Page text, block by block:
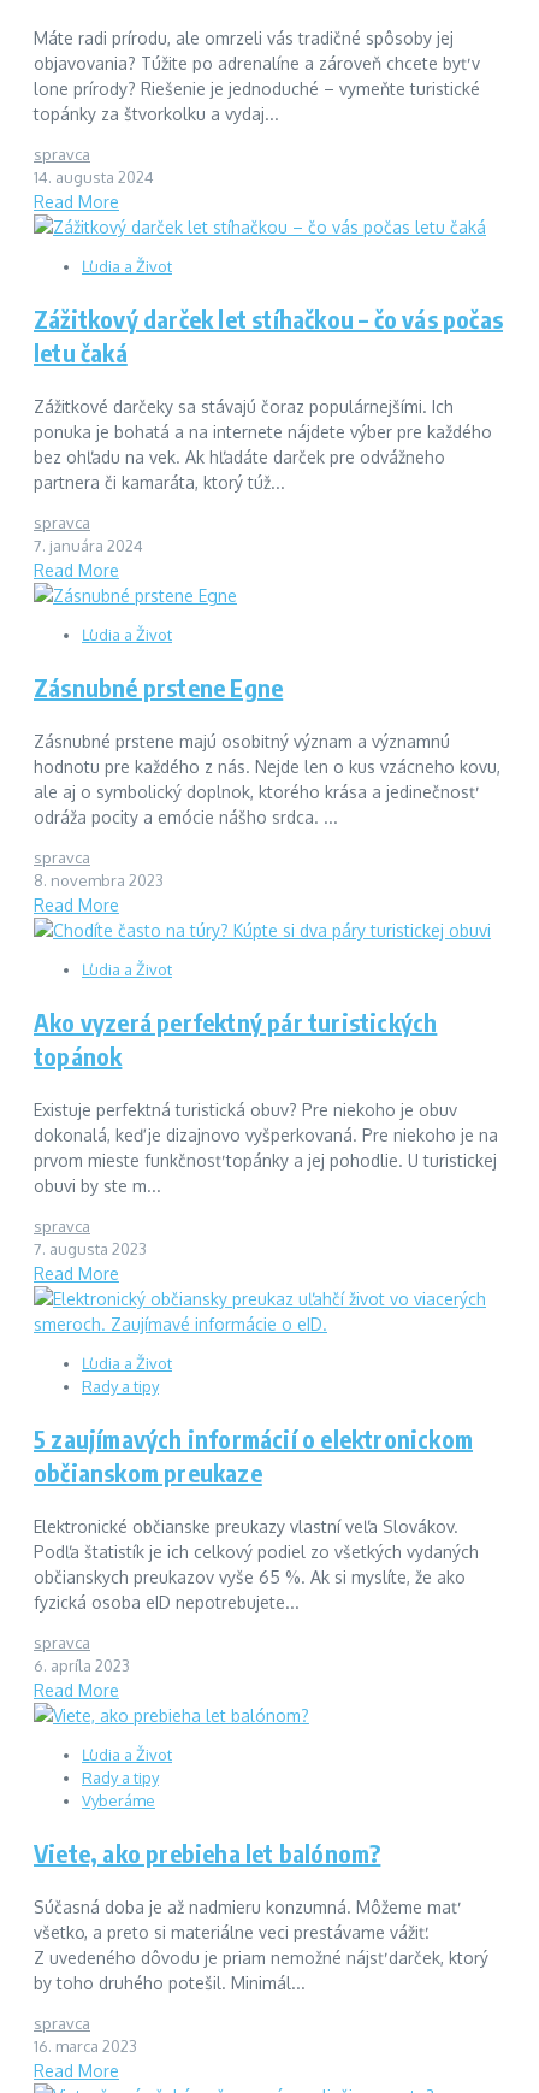
Máte radi prírodu, ale omrzeli vás tradičné spôsoby jej
objavovania? Túžite po adrenalíne a zároveň chcete byť v
lone prírody? Riešenie je jednoduché – vymeňte turistické
topánky za štvorkolku a vydaj...
spravca
14. augusta 2024
Read More
Ľudia a Život
Zážitkový darček let stíhačkou – čo vás počas
letu čaká
Zážitkové darčeky sa stávajú čoraz populárnejšími. Ich
ponuka je bohatá a na internete nájdete výber pre každého
bez ohľadu na vek. Ak hľadáte darček pre odvážneho
partnera či kamaráta, ktorý túž...
spravca
7. januára 2024
Read More
Ľudia a Život
Zásnubné prstene Egne
Zásnubné prstene majú osobitný význam a významnú
hodnotu pre každého z nás. Nejde len o kus vzácneho kovu,
ale aj o symbolický doplnok, ktorého krása a jedinečnosť
odráža pocity a emócie nášho srdca. ...
spravca
8. novembra 2023
Read More
Ľudia a Život
Ako vyzerá perfektný pár turistických
topánok
Existuje perfektná turistická obuv? Pre niekoho je obuv
dokonalá, keď je dizajnovo vyšperkovaná. Pre niekoho je na
prvom mieste funkčnosť topánky a jej pohodlie. U turistickej
obuvi by ste m...
spravca
7. augusta 2023
Read More
Ľudia a Život
Rady a tipy
5 zaujímavých informácií o elektronickom
občianskom preukaze
Elektronické občianske preukazy vlastní veľa Slovákov.
Podľa štatistík je ich celkový podiel zo všetkých vydaných
občianskych preukazov vyše 65 %. Ak si myslíte, že ako
fyzická osoba eID nepotrebujete...
spravca
6. apríla 2023
Read More
Ľudia a Život
Rady a tipy
Vyberáme
Viete, ako prebieha let balónom?
Súčasná doba je až nadmieru konzumná. Môžeme mať
všetko, a preto si materiálne veci prestávame vážiť.
Z uvedeného dôvodu je priam nemožné nájsť darček, ktorý
by toho druhého potešil. Minimál...
spravca
16. marca 2023
Read More